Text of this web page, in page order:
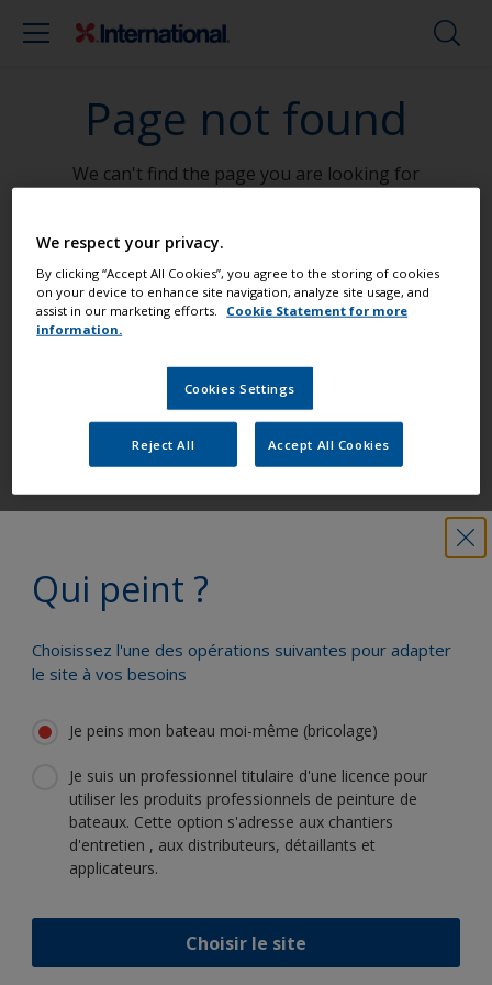
Page not found
We can't find the page you are looking for
Go To Home
Qui peint ?
Choisissez l'une des opérations suivantes pour adapter
le site à vos besoins
Je peins mon bateau moi-même (bricolage)
Je suis un professionnel titulaire d'une licence pour
utiliser les produits professionnels de peinture de
bateaux. Cette option s'adresse aux chantiers
d'entretien , aux distributeurs, détaillants et
applicateurs.
Choisir le site
Peignez votre bateau comme un pro
Retrouvez les meilleurs produits pour
garder votre bateau en très bon état
confiance
Bénéficiez de notre expertise
scientifique et de notre innovation
Suivez International :
We respect your privacy.
By clicking “Accept All Cookies”, you agree to the storing of cookies
on your device to enhance site navigation, analyze site usage, and
assist in our marketing efforts.
Cookie Statement for more
information.
Cookies Settings
Reject All Accept All Cookies